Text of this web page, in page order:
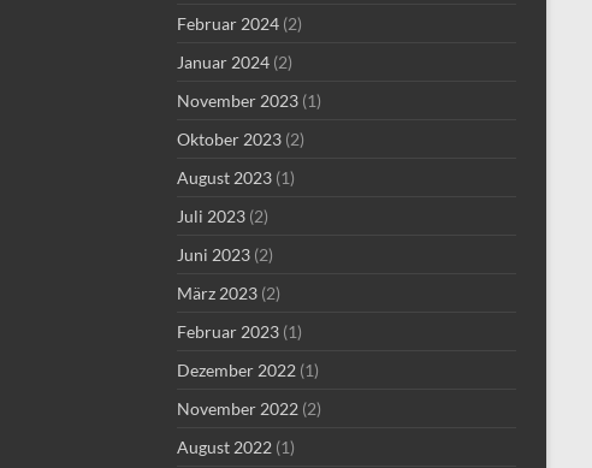
Februar 2024 (2)
Januar 2024 (2)
November 2023 (1)
Oktober 2023 (2)
August 2023 (1)
Juli 2023 (2)
Juni 2023 (2)
März 2023 (2)
Februar 2023 (1)
Dezember 2022 (1)
November 2022 (2)
August 2022 (1)